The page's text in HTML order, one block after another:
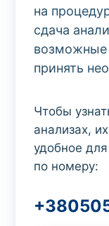
на
сдача
возможные
принять
Чтобы
анализах,
удобное
по номеру: